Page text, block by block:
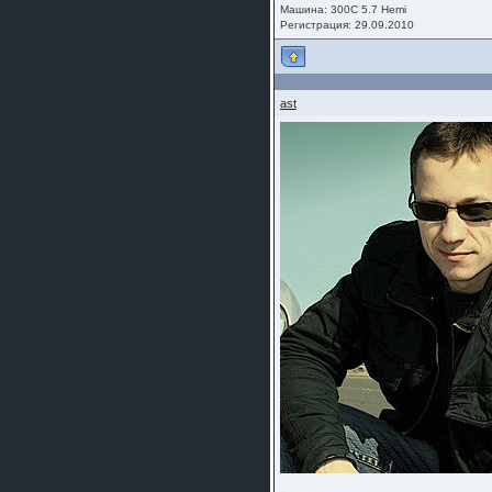
Машина: 300C 5.7 Hemi
Регистрация: 29.09.2010
ast